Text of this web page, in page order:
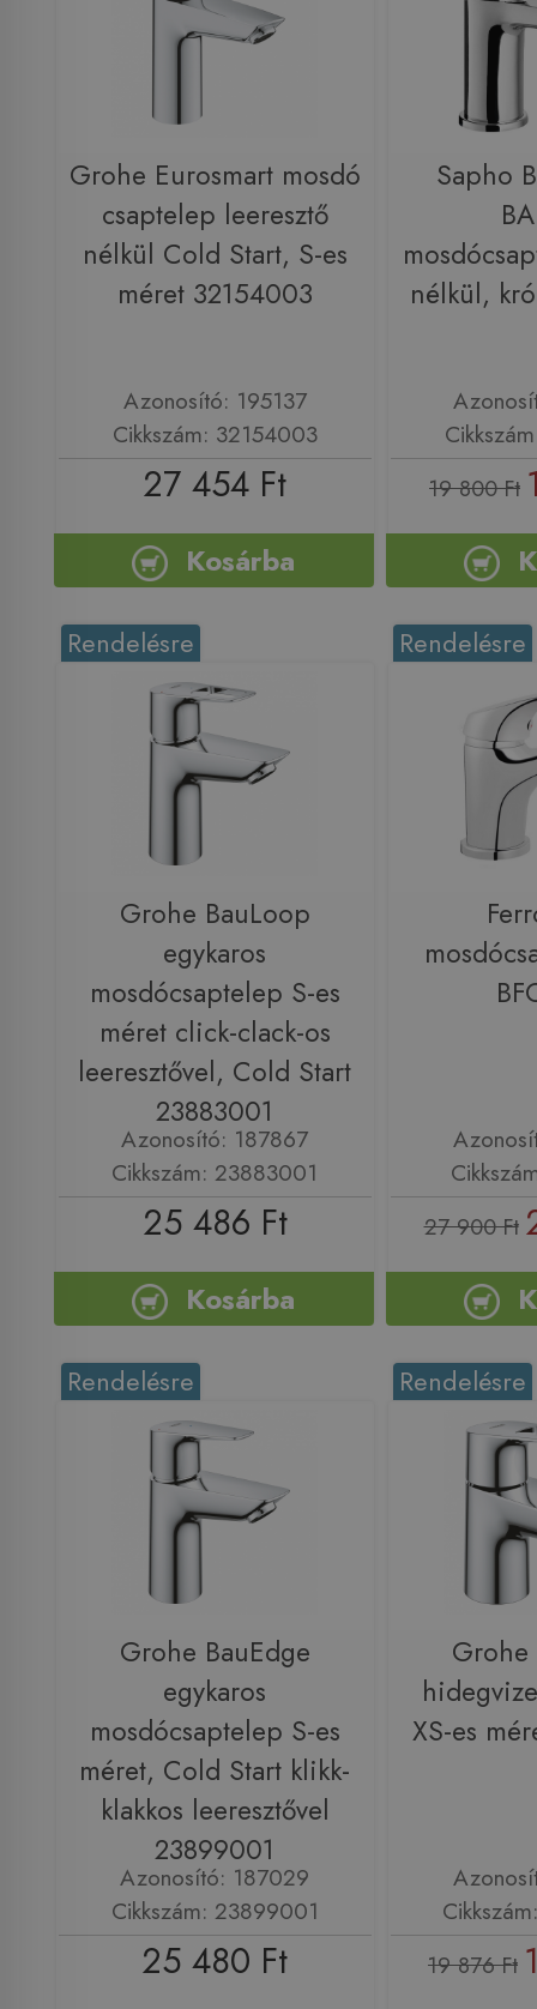
Grohe Eurosmart mosdó
csaptelep leeresztő
nélkül Cold Start, S-es
méret 32154003
Azonosító: 195137
Cikkszám: 32154003
27 454 Ft
Kosárba
Sapho
nélkül,
19 800 Ft
Rendelésre
Grohe BauLoop
egykaros
mosdócsaptelep S-es
méret click-clack-os
leeresztővel, Cold Start
23883001
Azonosító: 187867
Cikkszám: 23883001
25 486 Ft
Kosárba
Rendelésre
27 900 Ft
Rendelésre
Grohe BauEdge
egykaros
mosdócsaptelep S-es
méret, Cold Start klikk-
klakkos leeresztővel
23899001
Azonosító: 187029
Cikkszám: 23899001
25 480 Ft
Rendelésre
Grohe
XS-es
19 876 Ft